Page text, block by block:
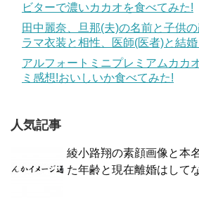
ビターで濃いカカオを食べてみた!
田中麗奈、旦那(夫)の名前と子供
ラマ衣装と相性、医師(医者)と結
アルフォートミニプレミアムカカ
ミ感想!おいしいか食べてみた!
人気記事
綾小路翔の素顔画像と本
た年齢と現在離婚はして